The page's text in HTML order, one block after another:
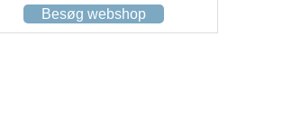
Besøg webshop